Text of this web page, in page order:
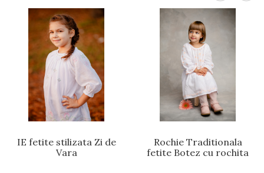
IE fetite stilizata Zi de
Vara
Rochie Traditionala
fetite Botez cu rochita